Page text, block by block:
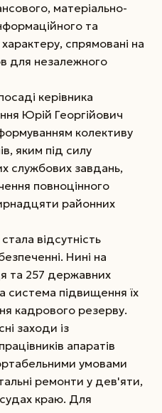
матеріально­
та
спрямовані на
для незалежного
керівника
Юрій Георгійович
колективу
яким під силу
службових завдань,
повноцінного
районних
відсутність
Нині на
та 257 державних
система підвищення їх
кадрового резерву.
заходи із
апаратів
умовами
ремонти у дев'яти,
краю. Для